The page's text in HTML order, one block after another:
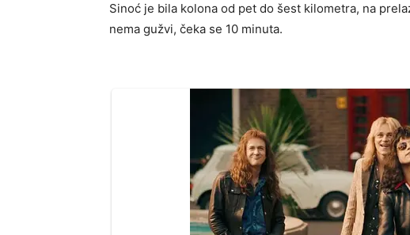
Sinoć je bila kolona od pet do šest kilometra, na
nema gužvi, čeka se 10 minuta.